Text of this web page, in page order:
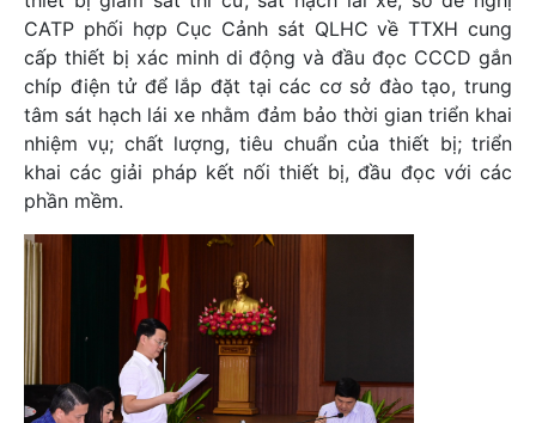
CATP phối hợp Cục Cảnh sát QLHC về TTXH cung
cấp thiết bị xác minh di động và đầu đọc CCCD gắn
chíp điện tử để lắp đặt tại các cơ sở đào tạo, trung
tâm sát hạch lái xe nhằm đảm bảo thời gian triển khai
nhiệm vụ; chất lượng, tiêu chuẩn của thiết bị; triển
khai các giải pháp kết nối thiết bị, đầu đọc với các
phần mềm.